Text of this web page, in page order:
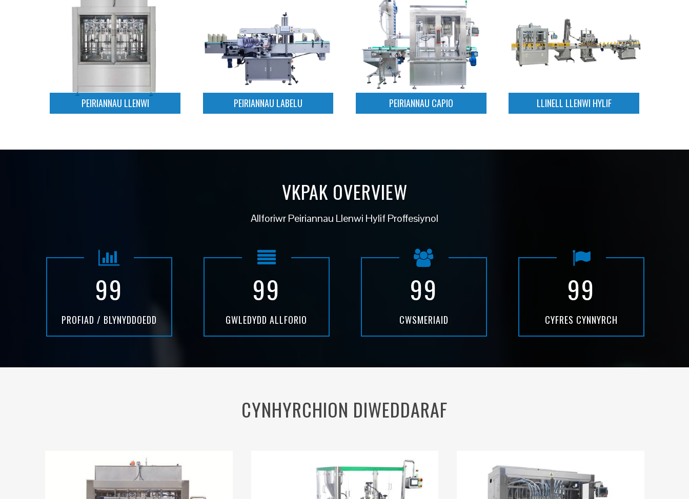
PEIRIANNAU LLENWI
PEIRIANNAU LLENWI
PEIRIANNAU LABELU
PEIRIANNAU LABELU
Darllen mwy
PEIRIANNAU CAPIO
PEIRIANNAU CAPIO
Darllen mwy
LLINELL LLENWI HYLIF
LLINELL LLENWI HYLIF
VKPAK OVERVIEW
Allforiwr Peiriannau Llenwi Hylif Proffesiynol
99
PROFIAD / BLYNYDDOEDD
99
GWLEDYDD ALLFORIO
99
CWSMERIAID
99
CYFRES CYNNYRCH
CYNHYRCHION DIWEDDARAF